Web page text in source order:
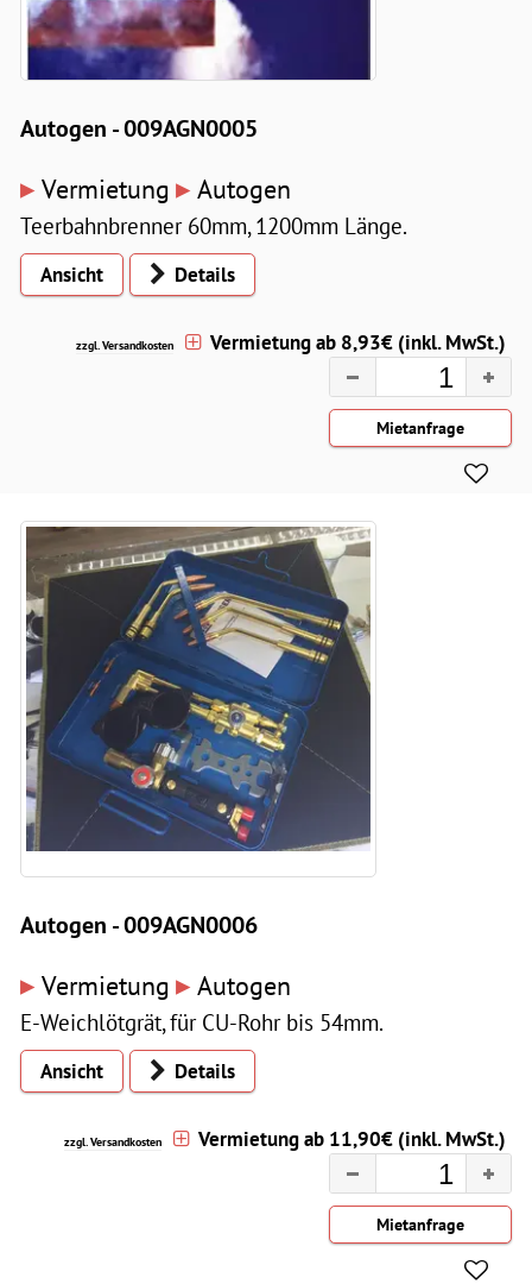
Autogen - 009AGN0005
▸ Vermietung ▸ Autogen
Teerbahnbrenner 60mm, 1200mm Länge.
Ansicht Details
zzgl. Versandkosten Vermietung ab 8,93€ (inkl. MwSt.)
Autogen - 009AGN0006
▸ Vermietung ▸ Autogen
E-Weichlötgrät, für CU-Rohr bis 54mm.
Ansicht Details
zzgl. Versandkosten Vermietung ab 11,90€ (inkl. MwSt.)